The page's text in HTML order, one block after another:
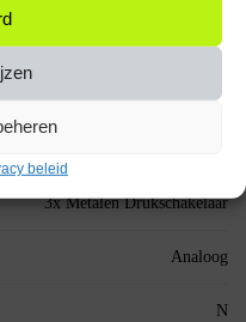
beleid
schakelen van 220V
3x Metalen Drukschakelaar
Analoog
N